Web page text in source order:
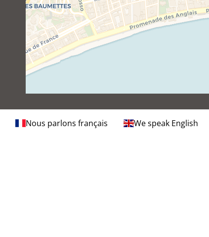
Nous parlons français We speak English